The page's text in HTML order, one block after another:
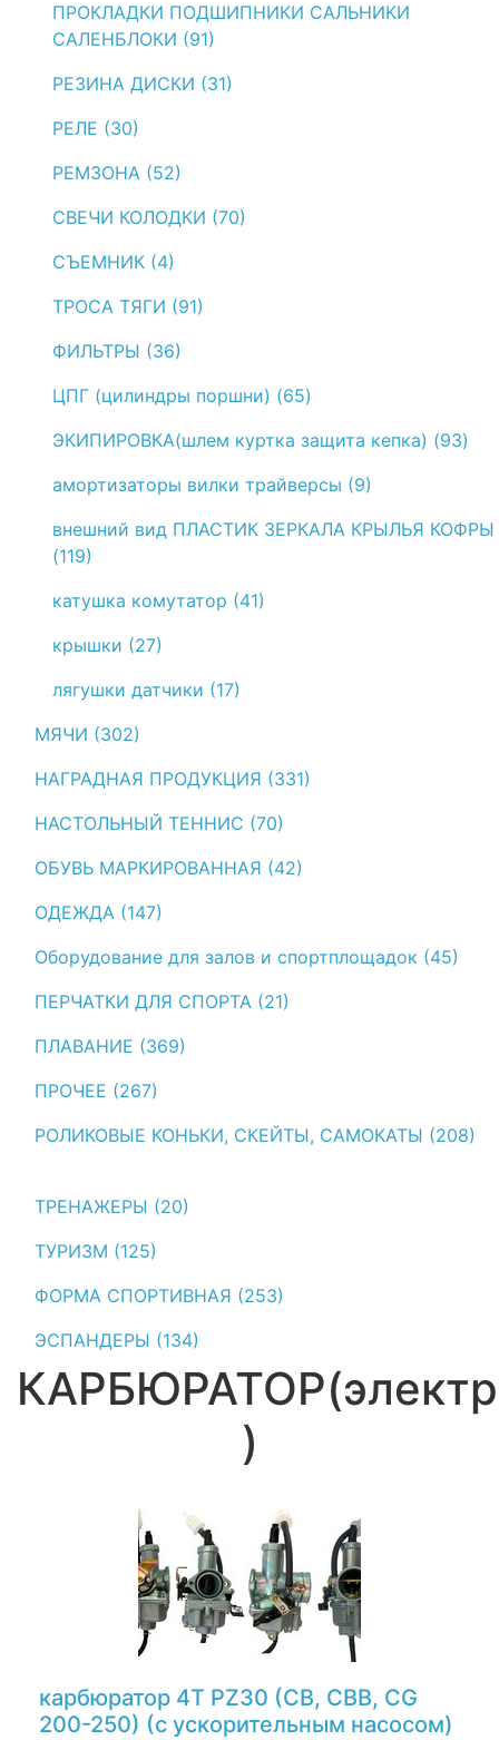
ПРОКЛАДКИ ПОДШИПНИКИ САЛЬНИКИ
САЛЕНБЛОКИ (91)
РЕЗИНА ДИСКИ (31)
РЕЛЕ (30)
РЕМЗОНА (52)
СВЕЧИ КОЛОДКИ (70)
СЪЕМНИК (4)
ТРОСА ТЯГИ (91)
ФИЛЬТРЫ (36)
ЦПГ (цилиндры поршни) (65)
ЭКИПИРОВКА(шлем куртка защита кепка) (93)
амортизаторы вилки трайверсы (9)
внешний вид ПЛАСТИК ЗЕРКАЛА КРЫЛЬЯ КОФРЫ
(119)
катушка комутатор (41)
крышки (27)
лягушки датчики (17)
МЯЧИ (302)
НАГРАДНАЯ ПРОДУКЦИЯ (331)
НАСТОЛЬНЫЙ ТЕННИС (70)
ОБУВЬ МАРКИРОВАННАЯ (42)
ОДЕЖДА (147)
Оборудование для залов и спортплощадок (45)
ПЕРЧАТКИ ДЛЯ СПОРТА (21)
ПЛАВАНИЕ (369)
ПРОЧЕЕ (267)
РОЛИКОВЫЕ КОНЬКИ, СКЕЙТЫ, САМОКАТЫ (208)
ТРЕНАЖЕРЫ (20)
ТУРИЗМ (125)
ФОРМА СПОРТИВНАЯ (253)
ЭСПАНДЕРЫ (134)
)
карбюратор 4Т PZ30 (CB, CBB, CG
200-250) (с ускорительным насосом)